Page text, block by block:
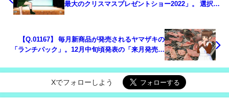
最大のクリスマスプレゼントショー2022」。 選択肢
【Q.01167】 毎月新商品が発売されるヤマザキの
「ランチパック」。12月中旬頃発表の「来月発売の
単語は？
Xでフォローしよう